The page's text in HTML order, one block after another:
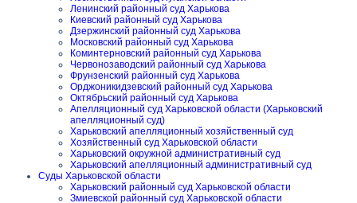
Ленинский районный суд Харькова
Киевский районный суд Харькова
Дзержинский районный суд Харькова
Московский районный суд Харькова
Коминтерновский районный суд Харькова
Червонозаводский районный суд Харькова
Фрунзенский районный суд Харькова
Орджоникидзевский районный суд Харькова
Октябрьский районный суд Харькова
Апелляционный суд Харьковской области (Харьковский
апелляционный суд)
Харьковский апелляционный хозяйственный суд
Хозяйственный суд Харьковской области
Харьковский окружной административный суд
Харьковский апелляционный административный суд
Суды Харьковской области
Харьковский районный суд Харьковской области
Змиевской районный суд Харьковской области